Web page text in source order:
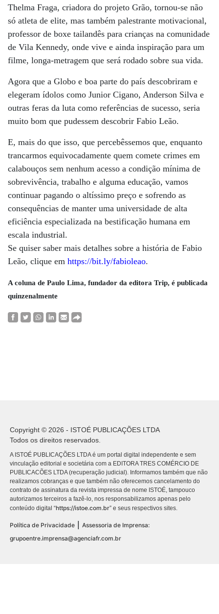
Thelma Fraga, criadora do projeto Grão, tornou-se não
só atleta de elite, mas também palestrante motivacional,
professor de boxe tailandês para crianças na comunidade
de Vila Kennedy, onde vive e ainda inspiração para um
filme, longa-metragem que será rodado sobre sua vida.
Agora que a Globo e boa parte do país descobriram e
elegeram ídolos como Junior Cigano, Anderson Silva e
outras feras da luta como referências de sucesso, seria
muito bom que pudessem descobrir Fabio Leão.
E, mais do que isso, que percebêssemos que, enquanto
trancarmos equivocadamente quem comete crimes em
calabouços sem nenhum acesso a condição mínima de
sobrevivência, trabalho e alguma educação, vamos
continuar pagando o altíssimo preço e sofrendo as
consequências de manter uma universidade de alta
eficiência especializada na bestificação humana em
escala industrial.
Se quiser saber mais detalhes sobre a história de Fabio
Leão, clique em https://bit.ly/fabioleao.
A coluna de Paulo Lima, fundador da editora Trip, é publicada
quinzenalmente
Copyright © 2026 - ISTOÉ PUBLICAÇÕES LTDA
Todos os direitos reservados.
A ISTOÉ PUBLICAÇÕES LTDA é um portal digital independente e sem
vinculação editorial e societária com a EDITORA TRES COMÉRCIO DE
PUBLICACÕES LTDA (recuperação judicial). Informamos também que não
realizamos cobranças e que também não oferecemos cancelamento do
contrato de assinatura da revista impressa de nome ISTOÉ, tampouco
autorizamos terceiros a fazê-lo, nos responsabilizamos apenas pelo
conteúdo digital “https://istoe.com.br” e seus respectivos sites.
Política de Privacidade
Assessoria de Imprensa:
grupoentre.imprensa@agenciafr.com.br